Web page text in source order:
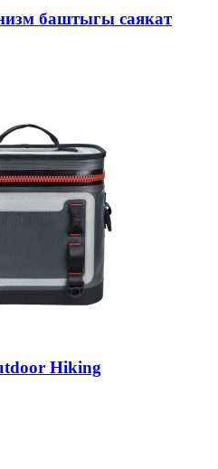
баштыгы саякат
Hiking